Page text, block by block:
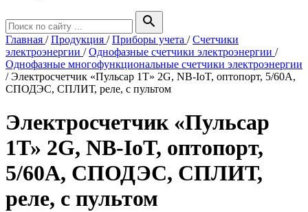
search
Главная /Продукция /Приборы учета /Счетчики
электроэнергии /Однофазные счетчики электроэнергии /
Однофазные многофункциональные счетчики электроэнергии
/Электросчетчик «Пульсар 1Т» 2G, NB-IoT, оптопорт, 5/60А,
СПОДЭС, СПЛИТ, реле, с пультом
Электросчетчик «Пульсар
1Т» 2G, NB-IoT, оптопорт,
5/60А, СПОДЭС, СПЛИТ,
реле, с пультом